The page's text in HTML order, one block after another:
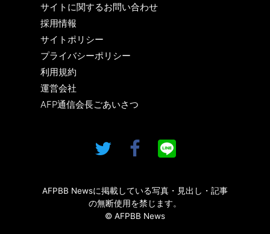
サイトに関するお問い合わせ
採用情報
サイトポリシー
プライバシーポリシー
利用規約
運営会社
AFP通信会長ごあいさつ
AFPBB Newsに掲載している写真・見出し・記事
の無断使用を禁じます。
© AFPBB News